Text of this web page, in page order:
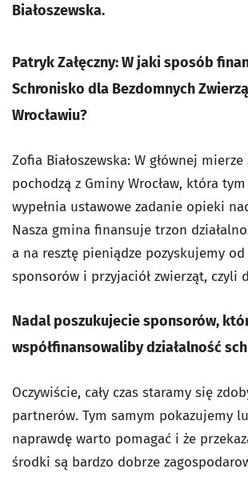
Białoszewska.
Patryk Załęczny: W jaki sposób
Schronisko dla Bezdomnych
Wrocławiu?
Zofia Białoszewska: W głównej
pochodzą z Gminy Wrocław, która
wypełnia ustawowe zadanie opieki
Nasza gmina finansuje trzon
a na resztę pieniądze pozyskujemy od
sponsorów i przyjaciół zwierząt, czyli
Nadal poszukujecie sponsorów,
współfinansowaliby działalność
Oczywiście, cały czas staramy się
partnerów. Tym samym pokazujemy
naprawdę warto pomagać i że
środki są bardzo dobrze